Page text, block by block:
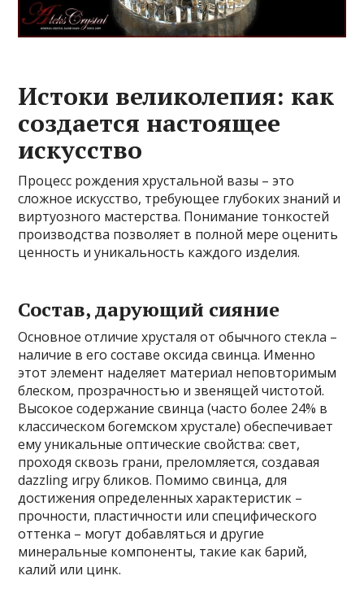
Истоки великолепия: как
создается настоящее
искусство
Процесс рождения хрустальной вазы – это
сложное искусство, требующее глубоких знаний и
виртуозного мастерства. Понимание тонкостей
производства позволяет в полной мере оценить
ценность и уникальность каждого изделия.
Состав, дарующий сияние
Основное отличие хрусталя от обычного стекла –
наличие в его составе оксида свинца. Именно
этот элемент наделяет материал неповторимым
блеском, прозрачностью и звенящей чистотой.
Высокое содержание свинца (часто более 24% в
классическом богемском хрустале) обеспечивает
ему уникальные оптические свойства: свет,
проходя сквозь грани, преломляется, создавая
dazzling игру бликов. Помимо свинца, для
достижения определенных характеристик –
прочности, пластичности или специфического
оттенка – могут добавляться и другие
минеральные компоненты, такие как барий,
калий или цинк.